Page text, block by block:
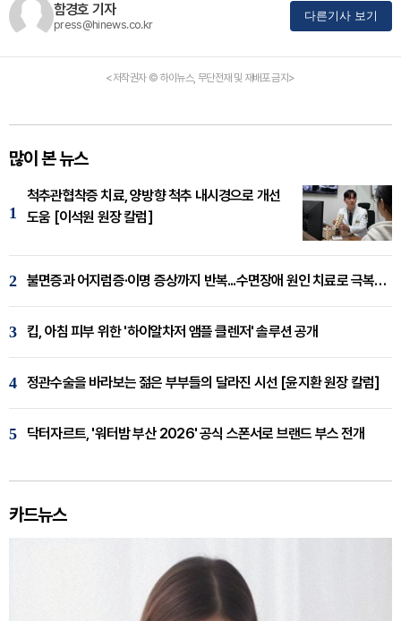
함경호 기자
press@hinews.co.kr
다른기사 보기
<저작권자 © 하이뉴스, 무단전재 및 재배포 금지>
많이 본 뉴스
1
척추관협착증 치료, 양방향 척추 내시경으로 개선
도움 [이석원 원장 칼럼]
2 불면증과 어지럼증·이명 증상까지 반복...수면장애 원인 치료로 극복해야
3 킵, 아침 피부 위한 '하이알차저 앰플 클렌저' 솔루션 공개
4 정관수술을 바라보는 젊은 부부들의 달라진 시선 [윤지환 원장 칼럼]
5 닥터자르트, '워터밤 부산 2026' 공식 스폰서로 브랜드 부스 전개
카드뉴스